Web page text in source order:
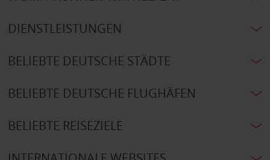
DIENSTLEISTUNGEN
BELIEBTE DEUTSCHE STÄDTE
BELIEBTE DEUTSCHE FLUGHÄFEN
BELIEBTE REISEZIELE